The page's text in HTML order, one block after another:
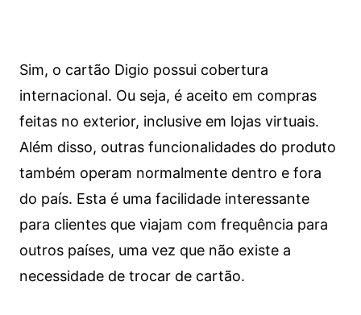
Sim, o cartão Digio possui cobertura
internacional. Ou seja, é aceito em compras
feitas no exterior, inclusive em lojas virtuais.
Além disso, outras funcionalidades do produto
também operam normalmente dentro e fora
do país. Esta é uma facilidade interessante
para clientes que viajam com frequência para
outros países, uma vez que não existe a
necessidade de trocar de cartão.